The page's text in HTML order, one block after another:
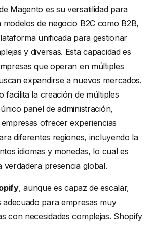
Magento es su versatilidad para
de negocio B2C como B2B,
unificada para gestionar
y diversas. Esta capacidad es
que operan en múltiples
expandirse a nuevos mercados.
facilita la creación de múltiples
panel de administración,
ofrecer experiencias
diferentes regiones, incluyendo la
idiomas y monedas, lo cual es
verdadera presencia global.
, aunque es capaz de escalar,
adecuado para empresas muy
con necesidades complejas. Shopify